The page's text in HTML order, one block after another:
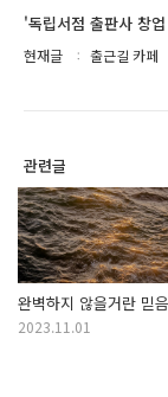
'독립서점 출판사 창
현재글 출근길 카페
관련글
완벽하지 않을거란 믿음
2023.11.01